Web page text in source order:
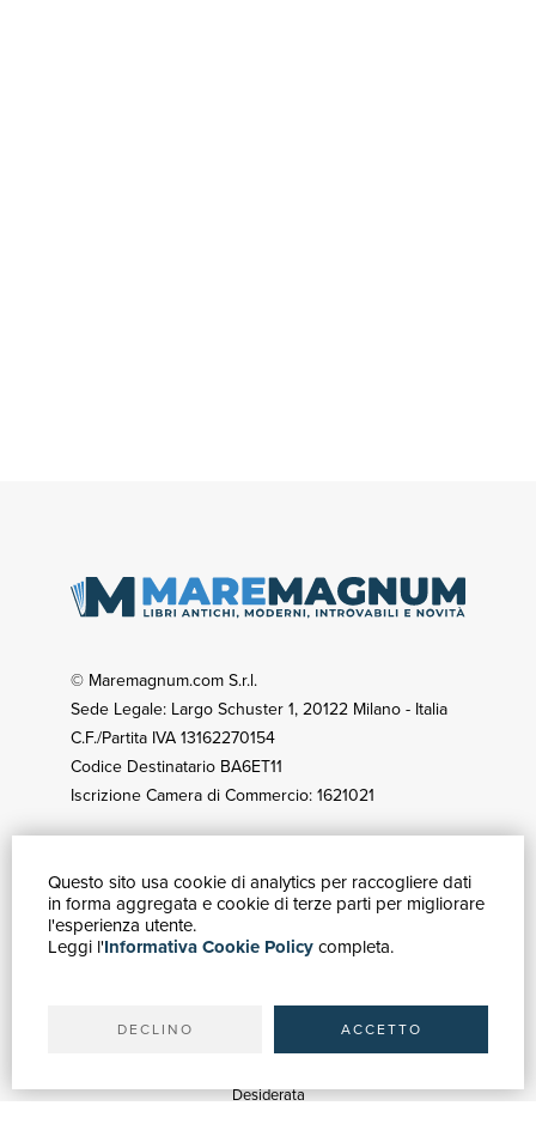
Questo sito usa cookie di analytics per raccogliere dati
in forma aggregata e cookie di terze parti per migliorare
l'esperienza utente.
Leggi l'Informativa Cookie Policycompleta.
DECLINO ACCETTO
© Maremagnum.com S.r.l.
Sede Legale: Largo Schuster 1, 20122 Milano - Italia
C.F./Partita IVA 13162270154
Codice Destinatario BA6ET11
Iscrizione Camera di Commercio: 1621021
GUIDA ACQUISTI
Catalogo
Ricerca avanzata
Spedizioni
Desiderata